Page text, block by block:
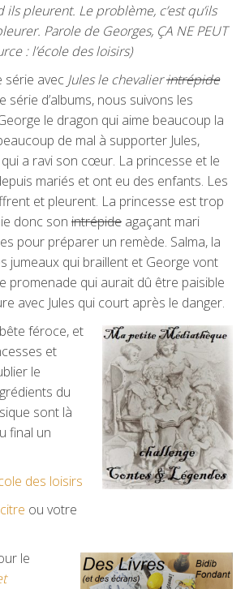
pleurent. Le problème, c’est qu’ils
Parole de Georges, ÇA NE PEUT
: l’école des loisirs)
série avec Jules le chevalierintrépide
série d’albums, nous suivons les
le dragon qui aime beaucoup la
de mal à supporter Jules,
a ravi son cœur. La princesse et le
mariés et ont eu des enfants. Les
et pleurent. La princesse est trop
donc son intrépide agaçant mari
pour préparer un remède. Salma, la
jumeaux qui braillent et George vont
promenade qui aurait dû être paisible
avec Jules qui court après le danger.
féroce, et
et
le
du
sont là
final un
des loisirs
ou votre
le